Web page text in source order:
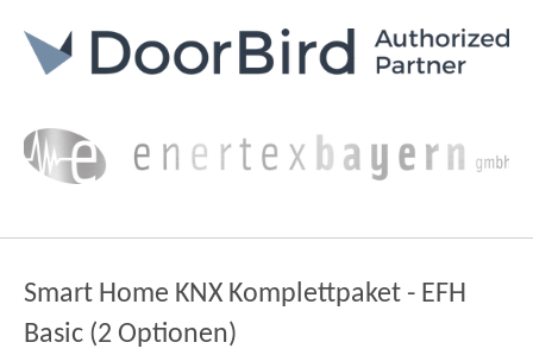
Smart Home KNX Komplettpaket - EFH
Basic (2 Optionen)